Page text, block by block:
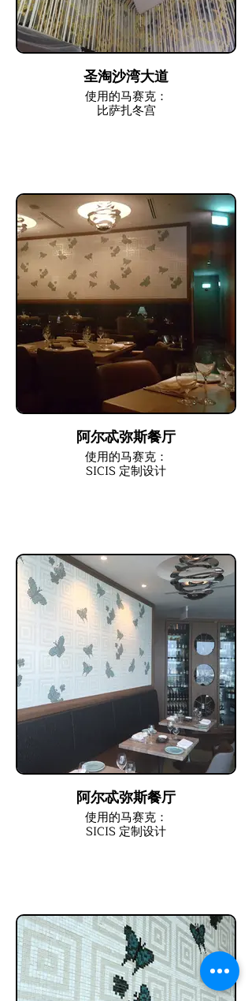
圣淘沙湾大道
使用的马赛克：
比萨扎冬宫
阿尔忒弥斯餐厅
使用的马赛克：
SICIS 定制设计
阿尔忒弥斯餐厅
使用的马赛克：
SICIS 定制设计